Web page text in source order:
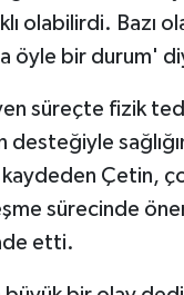
olabilirdi. Bazı
öyle bir durum'
süreçte fizik
Çetin,
sürecinde
etti.